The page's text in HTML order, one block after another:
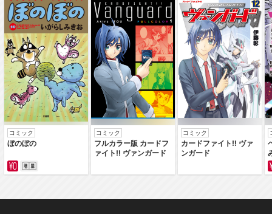
コミック
ぼのぼの
コミック
フルカラー版 カードフ
ァイト‼ ヴァンガード
コミック
カードファイト‼ ヴァ
ンガード